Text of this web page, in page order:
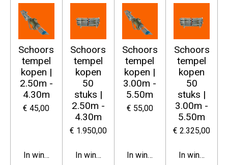
Schoors
tempel
kopen |
2.50m -
4.30m
€ 45,00
In winkelwagen
Schoors
tempel
kopen
50
stuks |
2.50m -
4.30m
€ 1.950,00
In winkelwagen
Schoors
tempel
kopen |
3.00m -
5.50m
€ 55,00
In winkelwagen
Schoors
tempel
kopen
50
stuks |
3.00m -
5.50m
€ 2.325,00
In